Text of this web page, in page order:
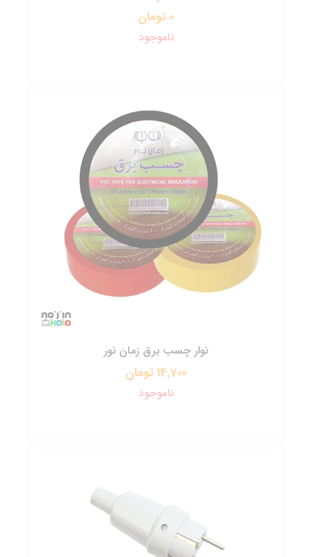
0 تومان
ناموجود
نوار چسب برق زمان نور
14,700 تومان
ناموجود